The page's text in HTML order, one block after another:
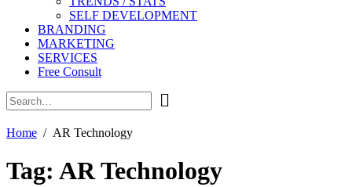
SELF DEVELOPMENT
BRANDING
MARKETING
SERVICES
Free Consult
Home AR Technology
Tag: AR Technology